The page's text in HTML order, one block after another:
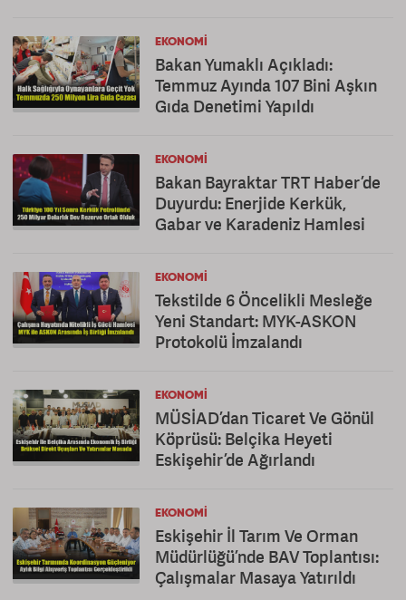
EKONOMI
Bakan Yumaklı Açıkladı:
Temmuz Ayında 107 Bini Aşkın
Gıda Denetimi Yapıldı
EKONOMI
Bakan Bayraktar TRT Haber’de
Duyurdu: Enerjide Kerkük,
Gabar ve Karadeniz Hamlesi
EKONOMI
Tekstilde 6 Öncelikli Mesleğe
Yeni Standart: MYK-ASKON
Protokolü İmzalandı
EKONOMI
MÜSİAD’dan Ticaret Ve Gönül
Köprüsü: Belçika Heyeti
Eskişehir’de Ağırlandı
EKONOMI
Eskişehir İl Tarım Ve Orman
Müdürlüğü’nde BAV Toplantısı:
Çalışmalar Masaya Yatırıldı